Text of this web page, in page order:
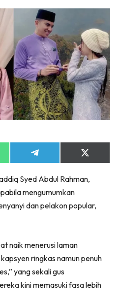
Share
on
Share
on
(Twitter)
Syed Abdul Rahman,
mengumumkan
dan pelakon popular,
naik menerusi laman
ringkas namun penuh
yang sekali gus
kini memasuki fasa lebih